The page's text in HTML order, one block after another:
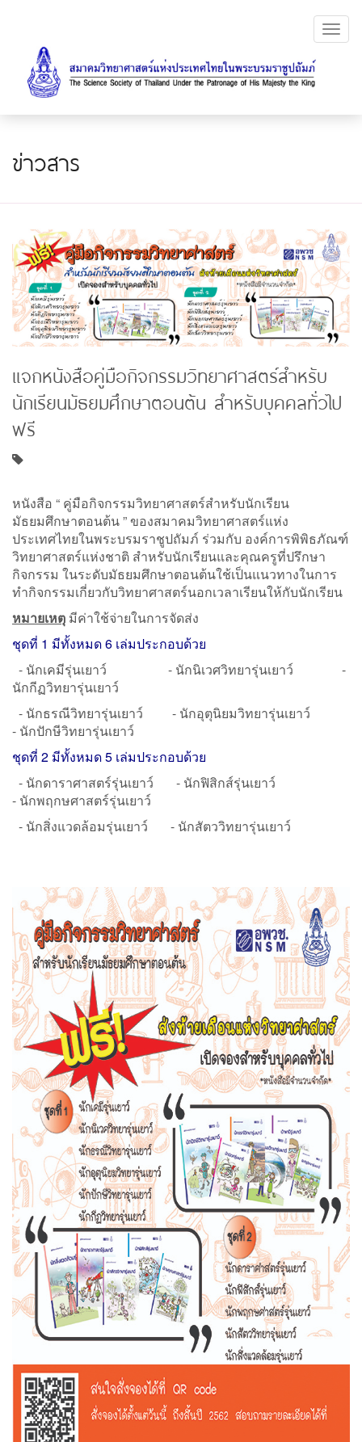
ข่าวสาร
แจกหนังสือคู่มือกิจกรรมวิทยาศาสตร์สำหรับ
นักเรียนมัธยมศึกษาตอนต้น สำหรับบุคคลทั่วไป
ฟรี
หนังสือ “ คู่มือกิจกรรมวิทยาศาสตร์สำหรับนักเรียน
มัธยมศึกษาตอนต้น ” ของสมาคมวิทยาศาสตร์แห่ง
ประเทศไทยในพระบรมราชูปถัมภ์ ร่วมกับ องค์การพิพิธภัณฑ์
วิทยาศาสตร์แห่งชาติ สำหรับนักเรียนและคุณครูที่ปรึกษา
กิจกรรม ในระดับมัธยมศึกษาตอนต้นใช้เป็นแนวทางในการ
ทำกิจกรรมเกี่ยวกับวิทยาศาสตร์นอกเวลาเรียนให้กับนักเรียน
หมายเหตุ มีค่าใช้จ่ายในการจัดส่ง
ชุดที่ 1 มีทั้งหมด 6 เล่มประกอบด้วย
- นักเคมีรุ่นเยาว์ - นักนิเวศวิทยารุ่นเยาว์ -
นักกีฏวิทยารุ่นเยาว์
- นักธรณีวิทยารุ่นเยาว์ - นักอุตุนิยมวิทยารุ่นเยาว์
- นักปักษีวิทยารุ่นเยาว์
ชุดที่ 2 มีทั้งหมด 5 เล่มประกอบด้วย
- นักดาราศาสตร์รุ่นเยาว์ - นักฟิสิกส์รุ่นเยาว์
- นักพฤกษศาสตร์รุ่นเยาว์
- นักสิ่งแวดล้อมรุ่นเยาว์ - นักสัตววิทยารุ่นเยาว์